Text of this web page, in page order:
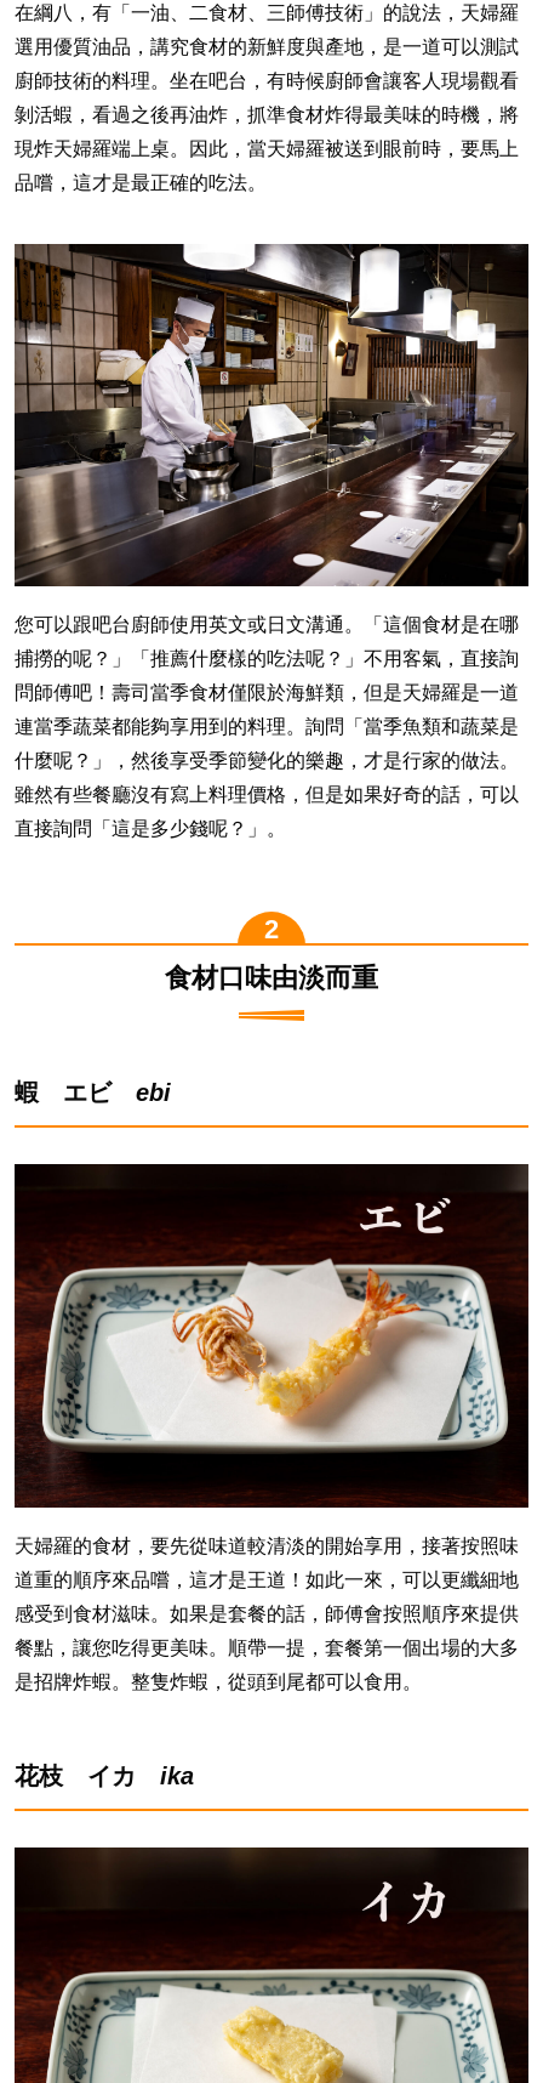
在綱八，有「一油、二食材、三師傅技術」的說法，天婦羅
選用優質油品，講究食材的新鮮度與產地，是一道可以測試
廚師技術的料理。坐在吧台，有時候廚師會讓客人現場觀看
剝活蝦，看過之後再油炸，抓準食材炸得最美味的時機，將
現炸天婦羅端上桌。因此，當天婦羅被送到眼前時，要馬上
品嚐，這才是最正確的吃法。
您可以跟吧台廚師使用英文或日文溝通。「這個食材是在哪
捕撈的呢？」「推薦什麼樣的吃法呢？」不用客氣，直接詢
問師傅吧！壽司當季食材僅限於海鮮類，但是天婦羅是一道
連當季蔬菜都能夠享用到的料理。詢問「當季魚類和蔬菜是
什麼呢？」，然後享受季節變化的樂趣，才是行家的做法。
雖然有些餐廳沒有寫上料理價格，但是如果好奇的話，可以
直接詢問「這是多少錢呢？」。
食材口味由淡而重
蝦 エビ ebi
天婦羅的食材，要先從味道較清淡的開始享用，接著按照味
道重的順序來品嚐，這才是王道！如此一來，可以更纖細地
感受到食材滋味。如果是套餐的話，師傅會按照順序來提供
餐點，讓您吃得更美味。順帶一提，套餐第一個出場的大多
是招牌炸蝦。整隻炸蝦，從頭到尾都可以食用。
花枝 イカ ika